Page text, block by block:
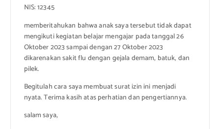
NIS: 12345
memberitahukan bahwa anak saya tersebut tidak dapat
mengikuti kegiatan belajar mengajar pada tanggal 26
Oktober 2023 sampai dengan 27 Oktober 2023
dikarenakan sakit flu dengan gejala demam, batuk, dan
pilek.
Begitulah cara saya membuat surat izin ini menjadi
nyata. Terima kasih atas perhatian dan pengertiannya.
salam saya,